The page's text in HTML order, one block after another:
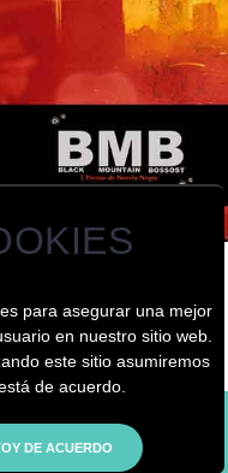
para asegurar una mejor
en nuestro sitio web.
este sitio asumiremos
de acuerdo.
de los Curiosos